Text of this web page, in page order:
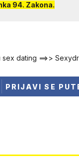
94. Zakona.
dating ==>>
PRIJAVI SE